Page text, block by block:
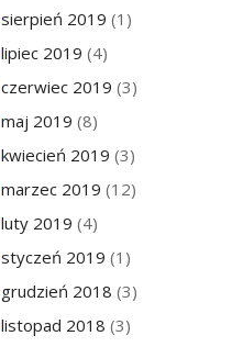
sierpień 2019 (1)
lipiec 2019 (4)
czerwiec 2019 (3)
maj 2019 (8)
kwiecień 2019 (3)
marzec 2019 (12)
luty 2019 (4)
styczeń 2019 (1)
grudzień 2018 (3)
listopad 2018 (3)